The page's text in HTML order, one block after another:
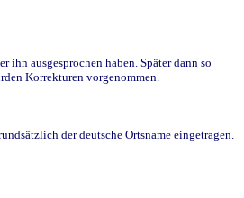
ihn ausgesprochen haben. Später dann so
Korrekturen vorgenommen.
der deutsche Ortsname eingetragen.